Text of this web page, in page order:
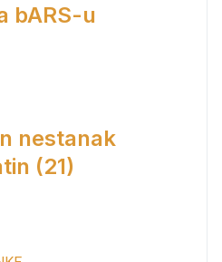
bARS-u
nestanak
(21)